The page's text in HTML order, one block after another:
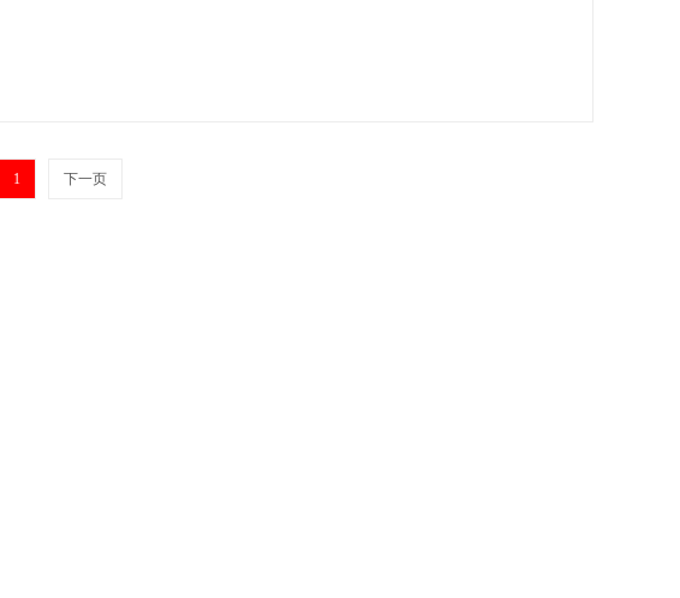
1 下一页